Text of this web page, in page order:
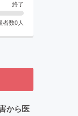
終了
者数0 人
から医